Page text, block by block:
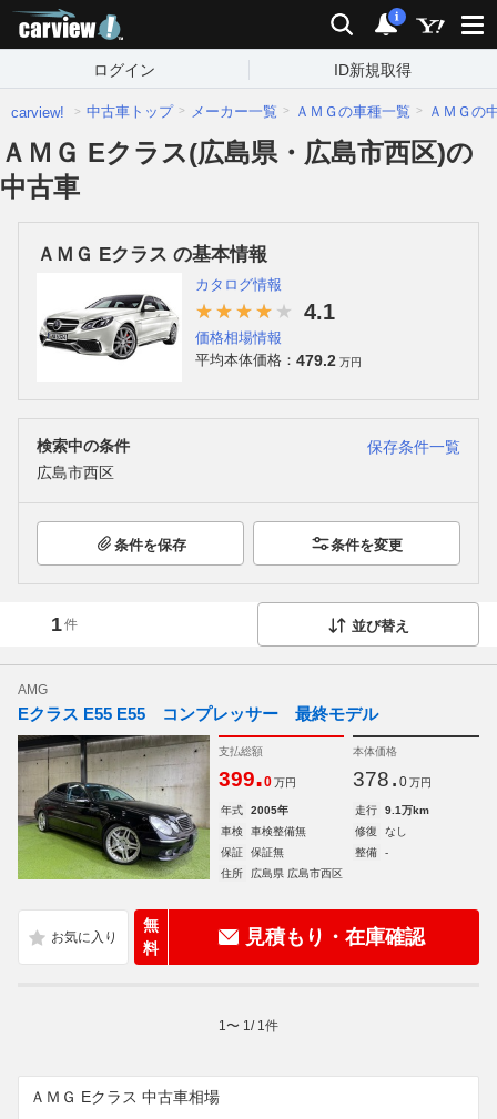
検索 通知
i
ログイン ID新規取得
carview! 中古車トップ メーカー一覧 ＡＭＧの車種一覧 ＡＭＧの
ＡＭＧ Eクラス(広島県・広島市西区)の
中古車
ＡＭＧ Eクラス の基本情報
カタログ情報
4.1
価格相場情報
平均本体価格： 479.2 万円
検索中の条件
保存条件一覧
広島市西区
条件を保存 条件を変更
1件 並び替え
AMG
Eクラス E55 E55 コンプレッサー 最終モデル
支払総額
399.0 万円
本体価格
378. 0 万円
年式 2005年 走行
9.1万km
車検
車検整備無 修復
なし
保証
保証無 整備
-
住所
広島県 広島市西区
無
料
見積もり・在庫確認
1 〜 1 / 1 件
ＡＭＧ Eクラス 中古車相場